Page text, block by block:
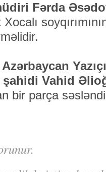
Fərda
şahidi Vahid
bir parça